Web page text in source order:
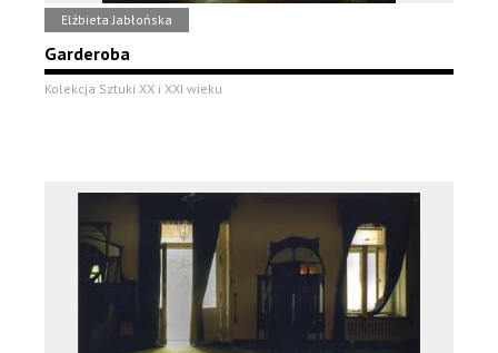
Elżbieta Jabłońska
Garderoba
Kolekcja Sztuki XX i XXI wieku